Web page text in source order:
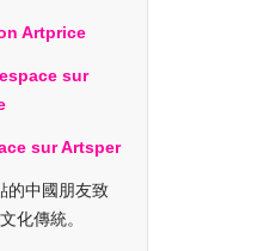
Artprice
sur
sur Artsper
的中國朋友致
化傳統。